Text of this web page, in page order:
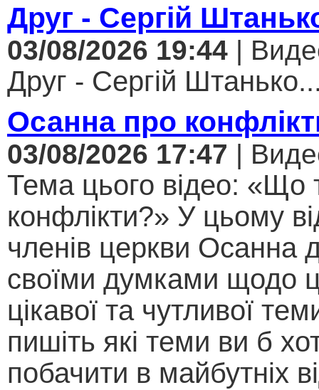
Друг - Сергій
03/08/2026 19:44 |
Друг - Сергій
Осанна про
03/08/2026 17:47 |
Тема цього відео: «Що
конфлікти?» У цьому
членів церкви Осанна
своїми думками щодо
цікавої та чутливої
пишіть які теми ви б
побачити в майбутніх